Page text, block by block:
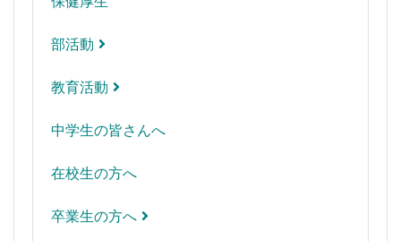
部活動
教育活動
中学生の皆さんへ
在校生の方へ
卒業生の方へ